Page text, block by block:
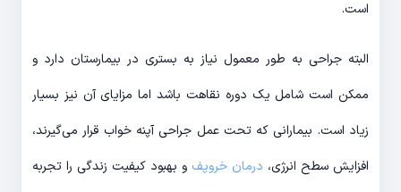
است.
البته جراحی به طور معمول نیاز به بستری در بیمارستان دارد و
ممکن است شامل یک دوره نقاهت باشد اما مزایای آن نیز بسیار
زیاد است. بیمارانی که تحت عمل جراحی آپنه خواب قرار می‌گیرند،
افزایش سطح انرژی، درمان خروپف و بهبود کیفیت زندگی را تجربه